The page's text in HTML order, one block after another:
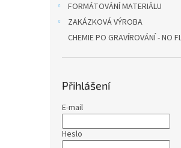
FORMÁTOVÁNÍ MATERIÁLU
ZAKÁZKOVÁ VÝROBA
CHEMIE PO GRAVÍROVÁNÍ - NO
Přihlášení
E-mail
Heslo